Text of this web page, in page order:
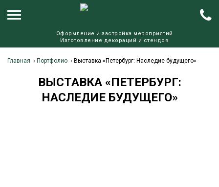
Оформление и застройка мероприятий
Изготовление декораций и стендов
Главная › Портфолио › Выставка «Петербург: Наследие будущего»
ВЫСТАВКА «ПЕТЕРБУРГ:
НАСЛЕДИЕ БУДУЩЕГО»